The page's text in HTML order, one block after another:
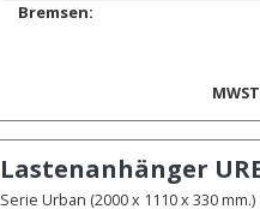
Bremsen:
Lastenanhänger
Serie Urban (2000 x 1110 x 330 mm.)